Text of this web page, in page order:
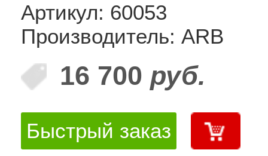
Артикул: 60053
Производитель: ARB
16 700 руб.
Быстрый заказ